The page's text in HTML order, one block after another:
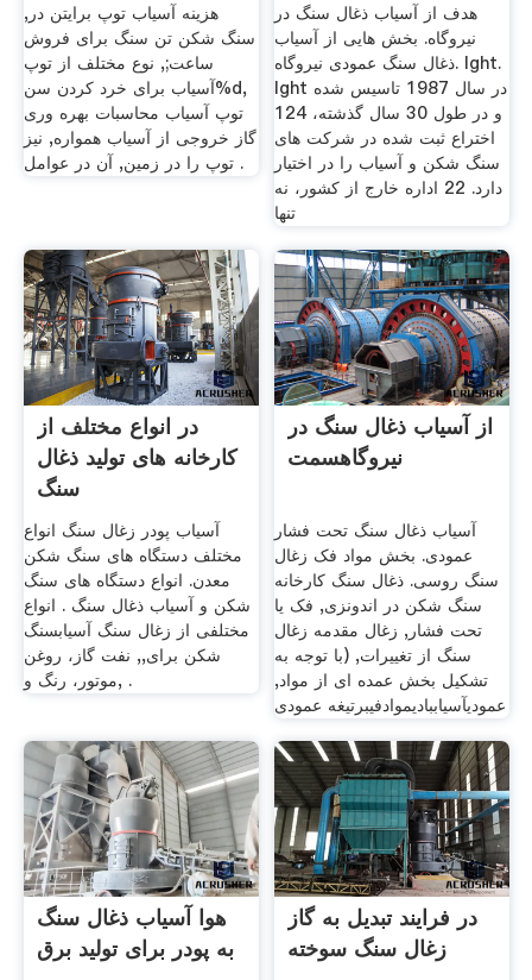
هزینه آسیاب توپ برایتن در,
سنگ شکن تن سنگ برای فروش
ساعت;, نوع مختلف از توپ
آسیاب برای خرد کردن سن%d,
توپ آسیاب محاسبات بهره وری
گاز خروجی از آسیاب همواره, نیز
توپ را در زمین, آن در عوامل .
هدف از آسیاب ذغال سنگ در
نیروگاه. بخش هایی از آسیاب
ذغال سنگ عمودی نیروگاه. lght.
lght در سال 1987 تاسیس شده
و در طول 30 سال گذشته، 124
اختراع ثبت شده در شركت های
سنگ شكن و آسیاب را در اختیار
دارد. 22 اداره خارج از کشور، نه
تنها
در انواع مختلف از
کارخانه های تولید ذغال
سنگ
آسیاب پودر زغال سنگ انواع
مختلف دستگاه های سنگ شکن
معدن. انواع دستگاه های سنگ
شکن و آسیاب ذغال سنگ . انواع
مختلفی از زغال سنگ آسیابسنگ
شکن برای,, نفت گاز، روغن
موتور، رنگ و, .
از آسیاب ذغال سنگ در
نیروگاهسمت
آسیاب ذغال سنگ تحت فشار
عمودی. بخش مواد فک زغال
سنگ روسی. ذغال سنگ کارخانه
سنگ شکن در اندونزی, فک یا
تحت فشار, زغال مقدمه زغال
سنگ از تغییرات, (با توجه به
تشکیل بخش عمده ای از مواد,
عمودیآسیاببادیموادفیبرتیغه عمودی
هوا آسیاب ذغال سنگ
به پودر برای تولید برق
در فرایند تبدیل به گاز
زغال سنگ سوخته